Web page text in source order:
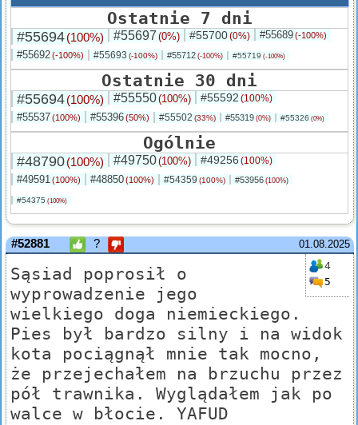
Ostatnie 7 dni
#55694(100%) #55697 (0%) #55700(0%) #55689(-100%)
#55692(-100%) #55693 (-100%) #55712 (-100%) #55719 (-100%)
Ostatnie 30 dni
#55694(100%) #55550(100%) #55592 (100%)
#55537(100%) #55396(50%) #55502 (33%) #55319 (0%) #55326 (0%)
Ogólnie
#48790(100%) #49750(100%) #49256 (100%)
#49591(100%) #48850(100%) #54359 (100%) #53956 (100%)
#54375 (100%)
01.08.2025
#52881 ?
4
5
Sąsiad poprosił o
wyprowadzenie jego
wielkiego doga niemieckiego.
Pies był bardzo silny i na widok
kota pociągnął mnie tak mocno,
że przejechałem na brzuchu przez
pół trawnika. Wyglądałem jak po
walce w błocie. YAFUD